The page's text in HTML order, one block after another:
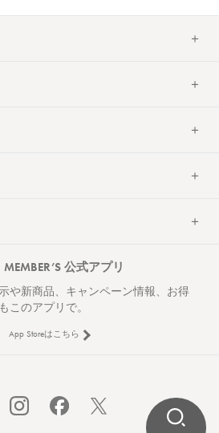
MEMBER’S 公式アプリ
や新商品、キャンペーン情報、お得
このアプリで。
App Storeはこちら